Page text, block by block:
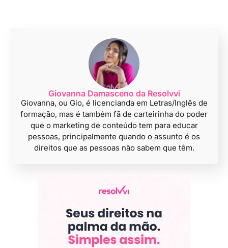
Giovanna Damasceno da Resolvvi
Giovanna, ou Gio, é licencianda em Letras/Inglês de
formação, mas é também fã de carteirinha do poder
que o marketing de conteúdo tem para educar
pessoas, principalmente quando o assunto é os
direitos que as pessoas não sabem que têm.